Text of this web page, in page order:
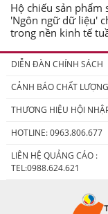
Hộ chiếu sản phẩm
'Ngôn ngữ dữ liệu'
trong nền kinh tế
DIỄN ĐÀN CHÍNH SÁCH
CẢNH BÁO CHẤT LƯỢNG
THƯƠNG HIỆU HỘI
HOTLINE: 0963.806.677
LIÊN HỆ QUẢNG CÁO :
TEL:0988.624.621